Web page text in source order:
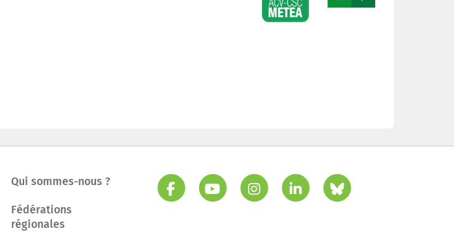
Qui sommes-nous ?
Fédérations
régionales